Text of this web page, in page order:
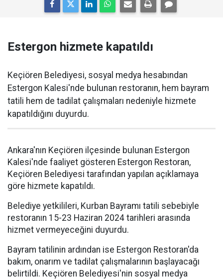
Estergon hizmete kapatıldı
Keçiören Belediyesi, sosyal medya hesabından
Estergon Kalesi'nde bulunan restoranın, hem bayram
tatili hem de tadilat çalışmaları nedeniyle hizmete
kapatıldığını duyurdu.
Ankara'nın Keçiören ilçesinde bulunan Estergon
Kalesi'nde faaliyet gösteren Estergon Restoran,
Keçiören Belediyesi tarafından yapılan açıklamaya
göre hizmete kapatıldı.
Belediye yetkilileri, Kurban Bayramı tatili sebebiyle
restoranın 15-23 Haziran 2024 tarihleri arasında
hizmet vermeyeceğini duyurdu.
Bayram tatilinin ardından ise Estergon Restoran'da
bakım, onarım ve tadilat çalışmalarının başlayacağı
belirtildi. Keçiören Belediyesi'nin sosyal medya